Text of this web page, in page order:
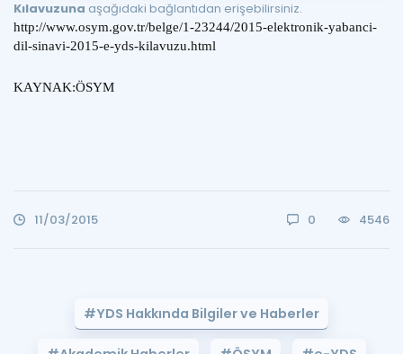
ÖSYM Sınav Takvimi
Kılavuzuna aşağıdaki bağlantıdan erişebilirsiniz.
http://www.osym.gov.tr/belge/1-23244/2015-elektronik-yabanci-
dil-sinavi-2015-e-yds-kilavuzu.html
KAYNAK:ÖSYM
11/03/2015 0 4546
#YDS Hakkında Bilgiler ve Haberler